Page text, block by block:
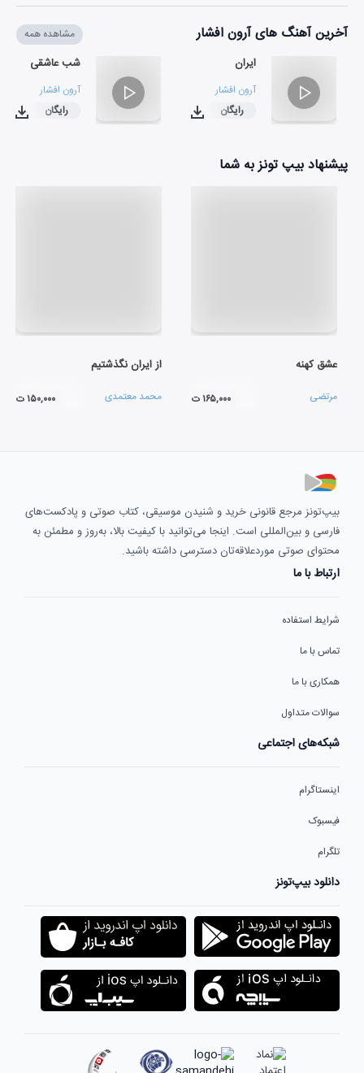
آخرین آهنگ های آرون افشار مشاهده همه
ایران
آرون افشار
۰۲:۴۶
رایگان
شب عاشقی
آرون افشار
۰۳:۱۲
رایگان
پیشنهاد بیپ تونز به شما
عشق کهنه
مرتضی ۱۶۵,۰۰۰ ت
از ایران نگذشتیم
محمد معتمدی ۱۵۰,۰۰۰ ت
بیپ‌تونز مرجع قانونی خرید و شنیدن موسیقی، کتاب صوتی و پادکست‌های
فارسی و بین‌المللی است. اینجا می‌توانید با کیفیت بالا، به‌روز و مطمئن به
محتوای صوتی موردعلاقه‌تان دسترسی داشته باشید.
ارتباط با ما
شرایط استفاده
تماس با ما
همکاری با ما
سوالات متداول
شبکه‌های اجتماعی
اینستاگرام
فیسبوک
تلگرام
دانلود بیپ‌تونز